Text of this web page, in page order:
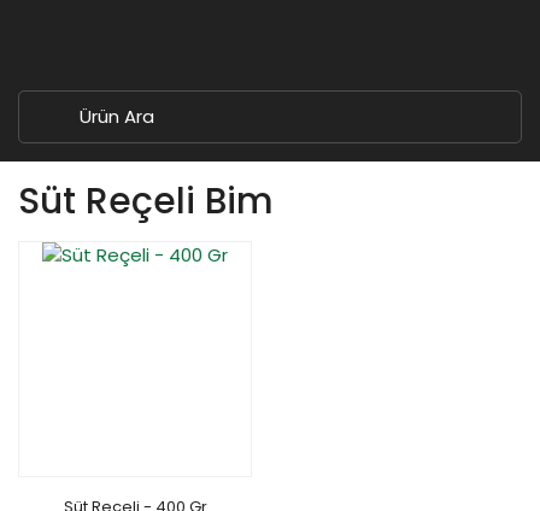
Süt Reçeli Bim